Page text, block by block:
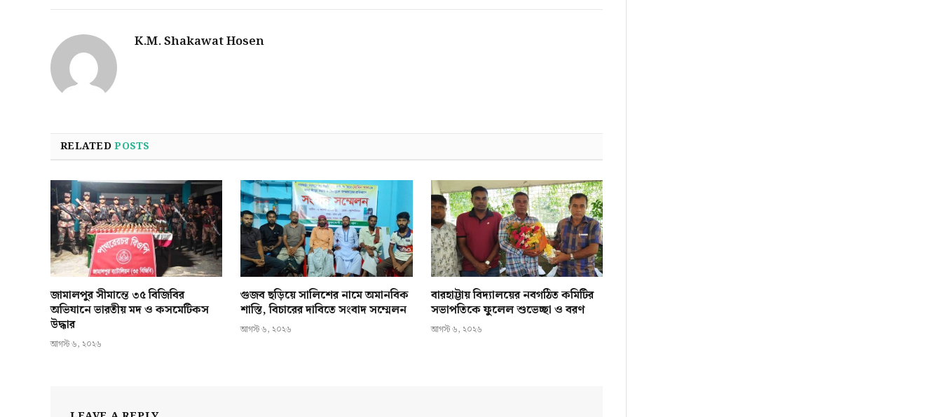
K.M. Shakawat Hosen
RELATEDPOSTS
জামালপুর সীমান্তে ৩৫ বিজিবির
অভিযানে ভারতীয় মদ ও কসমেটিকস
উদ্ধার
আগস্ট ৬, ২০২৬
গুজব ছড়িয়ে সালিশের নামে অমানবিক
শাস্তি, বিচারের দাবিতে সংবাদ সম্মেলন
আগস্ট ৬, ২০২৬
বারহাট্টায় বিদ্যালয়ের নবগঠিত কমিটির
সভাপতিকে ফুলেল শুভেচ্ছা ও বরণ
আগস্ট ৬, ২০২৬